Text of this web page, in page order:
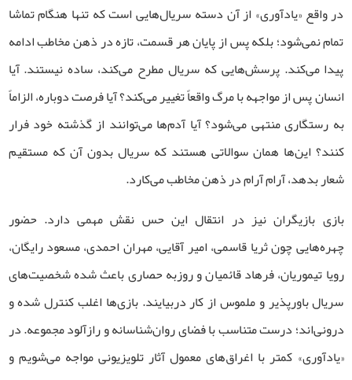
در واقع «یادآوری» از آن دسته سریال‌هایی است که تنها هنگام تماشا
تمام نمی‌شود؛ بلکه پس از پایان هر قسمت، تازه در ذهن مخاطب ادامه
پیدا می‌کند. پرسش‌هایی که سریال مطرح می‌کند، ساده نیستند. آیا
انسان پس از مواجهه با مرگ واقعاً تغییر می‌کند؟ آیا فرصت دوباره، الزاماً
به رستگاری منتهی می‌شود؟ آیا آدم‌ها می‌توانند از گذشته خود فرار
کنند؟ این‌ها همان سوالاتی‌ هستند که سریال بدون آن که مستقیم
شعار بدهد، آرام‌ آرام در ذهن مخاطب می‌کارد.
بازی بازیگران نیز در انتقال این حس نقش مهمی دارد. حضور
چهره‌هایی چون ثریا قاسمی، امیر آقایی، مهران احمدی، مسعود رایگان،
رویا تیموریان، فرهاد قائمیان و روزبه حصاری باعث شده شخصیت‌های
سریال باورپذیر و ملموس از کار دربیایند. بازی‌ها اغلب کنترل‌ شده و
درونی‌اند؛ درست متناسب با فضای روان‌شناسانه و رازآلود مجموعه. در
«یادآوری» کمتر با اغراق‌های معمول آثار تلویزیونی مواجه می‌شویم و